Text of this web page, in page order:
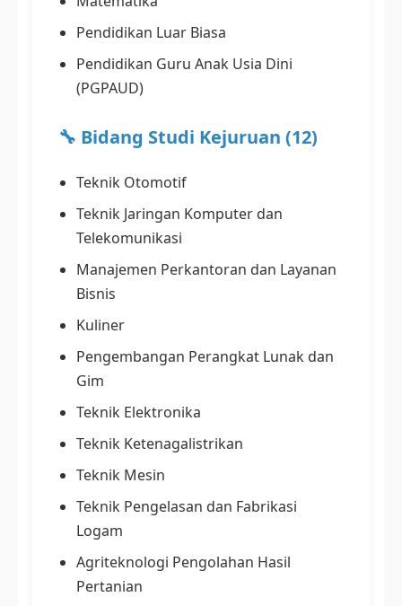
Pendidikan Luar Biasa
Pendidikan Guru Anak Usia Dini
(PGPAUD)
🔧 Bidang Studi Kejuruan (12)
Teknik Otomotif
Teknik Jaringan Komputer dan
Telekomunikasi
Manajemen Perkantoran dan Layanan
Bisnis
Kuliner
Pengembangan Perangkat Lunak dan
Gim
Teknik Elektronika
Teknik Ketenagalistrikan
Teknik Mesin
Teknik Pengelasan dan Fabrikasi
Logam
Agriteknologi Pengolahan Hasil
Pertanian